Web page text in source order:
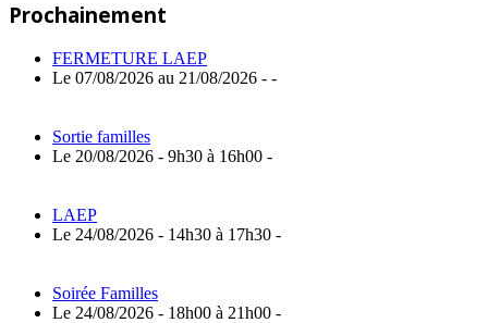
l’article
Prochainement
FERMETURE LAEP
Le 07/08/2026 au 21/08/2026 - -
Sortie familles
Le 20/08/2026 - 9h30 à 16h00 -
LAEP
Le 24/08/2026 - 14h30 à 17h30 -
Soirée Familles
Le 24/08/2026 - 18h00 à 21h00 -